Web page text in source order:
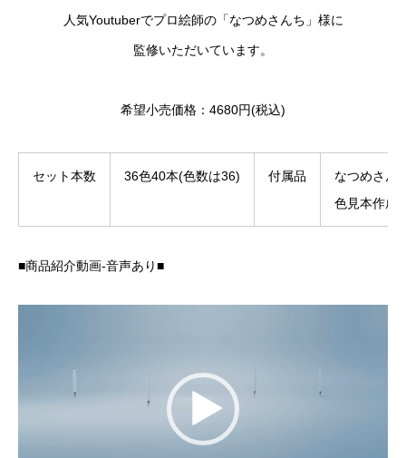
人気Youtuberでプロ絵師の「なつめさんち」様に
監修いただいています。
希望小売価格：4680円(税込)
セット本数 36色40本(色数は36) 付属品
なつめさん
色見本作成
■商品紹介動画-音声あり■